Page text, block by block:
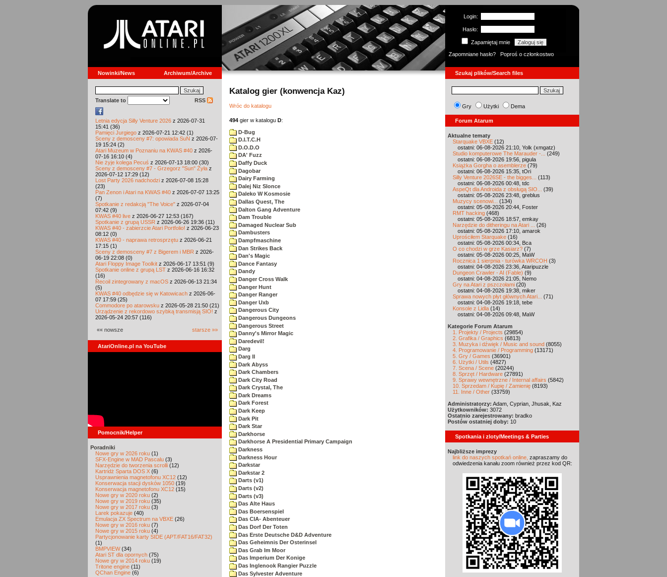
Login:
Hasło:
Zapamiętaj mnie
Zapomniane hasło?
Poproś o członkostwo
Nowinki/News Archiwum/Archive Szukaj plików/Search files
Translate to RSS
Letnia edycja Silly Venture 2026 z 2026-07-31
15:41 (36)
Pamięci Jurgiego z 2026-07-21 12:42 (1)
Sceny z demosceny #7: opowiada SuN z 2026-07-
19 15:24 (2)
Atari Muzeum w Poznaniu na KWAS #40 z 2026-
07-16 16:10 (4)
Nie żyje kolega Pecuś z 2026-07-13 18:00 (30)
Sceny z demosceny #7 - Grzegorz "Sun" Żyła z
2026-07-12 17:29 (12)
Lost Party 2026 nadchodzi z 2026-07-08 15:28
(23)
Pan Zenon i Atari na KWAS #40 z 2026-07-07 13:25
(7)
Spotkanie z redakcją "The Voice" z 2026-07-04
07:42 (9)
KWAS #40 live z 2026-06-27 12:53 (167)
Spotkanie z grupą USSR z 2026-06-26 19:36 (11)
KWAS #40 - zabierzcie Atari Portfolio! z 2026-06-23
08:12 (0)
KWAS #40 - naprawa retrosprzętu z 2026-06-21
17:15 (1)
Sceny z demosceny #7 z Bigerem i MBR z 2026-
06-19 22:08 (0)
Atari Floppy Image Toolkit z 2026-06-17 13:51 (9)
Spotkanie online z grupą LST z 2026-06-16 16:32
(16)
Recoil zintegrowany z macOS z 2026-06-13 21:34
(5)
KWAS #40 odbędzie się w Katowicach z 2026-06-
07 17:59 (25)
Commodore po atarowsku z 2026-05-28 21:50 (21)
Urządzenie z rekordowo szybką transmisją SIO! z
2026-05-24 20:57 (116)
«« nowsze starsze »»
AtariOnline.pl na YouTube
Pomocnik/Helper
Poradniki
Nowe gry w 2026 roku (1)
SFX-Engine w MAD Pascalu (3)
Narzędzie do tworzenia scrolli (12)
Kartridż Sparta DOS X (6)
Usprawnienia magnetofonu XC12 (12)
Konserwacja stacji dysków 1050 (19)
Konserwacja magnetofonu XC12 (15)
Nowe gry w 2020 roku (2)
Nowe gry w 2019 roku (35)
Nowe gry w 2017 roku (3)
Larek pokazuje (40)
Emulacja ZX Spectrum na VBXE (26)
Nowe gry w 2016 roku (7)
Nowe gry w 2015 roku (4)
Partycjonowanie karty SIDE (APT/FAT16/FAT32)
(1)
BMPVIEW(34)
Atari ST dla opornych (75)
Nowe gry w 2014 roku (19)
Tritone engine (11)
QChan Engine (6)
Katalog gier (konwencja Kaz)
Wróc do katalogu
494 gier w katalogu D:
D-Bug
D.I.T.C.H
D.O.D.O
DA' Fuzz
Daffy Duck
Dagobar
Dairy Farming
Dalej Niz Slonce
Daleko W Kosmosie
Dallas Quest, The
Dalton Gang Adventure
Dam Trouble
Damaged Nuclear Sub
Dambusters
Dampfmaschine
Dan Strikes Back
Dan's Magic
Dance Fantasy
Dandy
Danger Cross Walk
Danger Hunt
Danger Ranger
Danger Uxb
Dangerous City
Dangerous Dungeons
Dangerous Street
Danny's Mirror Magic
Daredevil!
Darg
Darg II
Dark Abyss
Dark Chambers
Dark City Road
Dark Crystal, The
Dark Dreams
Dark Forest
Dark Keep
Dark Pit
Dark Star
Darkhorse
Darkhorse A Presidential Primary Campaign
Darkness
Darkness Hour
Darkstar
Darkstar 2
Darts (v1)
Darts (v2)
Darts (v3)
Das Alte Haus
Das Boersenspiel
Das CIA- Abenteuer
Das Dorf Der Toten
Das Erste Deutsche D&D Adventure
Das Geheimnis Der Osterinsel
Das Grab Im Moor
Das Imperium Der Konige
Das Inglenook Rangier Puzzle
Das Sylvester Adventure
Gry Użytki Dema
Forum Atarum
Aktualne tematy
Starquake VBXE (12)
ostatni: 06-08-2026 21:10, Yolk (xmgatz)
Studio komputerowe The Marauder -...
(249)
ostatni: 06-08-2026 19:56, pigula
Książka Gorgha o asemblerze (79)
ostatni: 06-08-2026 15:35, tOri
Silly Venture 2026SE - the bigges...
(113)
ostatni: 06-08-2026 00:48, tdc
AspeQt dla Androida z obsługą SIO...
(39)
ostatni: 05-08-2026 23:48, greblus
Muzycy scenowi...
(134)
ostatni: 05-08-2026 20:44, Foster
RMT hacking (468)
ostatni: 05-08-2026 18:57, emkay
Narzędzie do ditheringu na Atari ...
(26)
ostatni: 05-08-2026 17:10, amarok
Uprościłem Starquake (16)
ostatni: 05-08-2026 00:34, Bca
O co chodzi w grze Kasiarz? (7)
ostatni: 05-08-2026 00:25, MaW
Rocznica 1 sierpnia - turówka WRCOH (3)
ostatni: 04-08-2026 23:36, Ataripuzzle
Dungeon Crawler - AI (Fable) (9)
ostatni: 04-08-2026 21:05, Nemo
Gry na Atari z pszczołami (20)
ostatni: 04-08-2026 19:38, miker
Sprawa nowych płyt głównych Atari...
(71)
ostatni: 04-08-2026 19:18, tebe
Konsole z Lidla (14)
ostatni: 04-08-2026 09:48, MaW
Kategorie Forum Atarum
1. Projekty / Projects (29854)
2. Grafika / Graphics (6813)
3. Muzyka i dźwięk / Music and sound (8055)
4. Programowanie / Programming (13171)
5. Gry / Games (36901)
6. Użytki / Utils (4827)
7. Scena / Scene (20244)
8. Sprzęt / Hardware (27891)
9. Sprawy wewnętrzne / Internal affairs (5842)
10. Sprzedam / Kupię / Zamienię (8193)
11. Inne / Other (33759)
Administratorzy: Adam, Cyprian, Jhusak, Kaz
Użytkowników: 3072
Ostatnio zarejestrowany: bradko
Postów ostatniej doby: 10
Spotkania i zloty/Meetings & Parties
Najbliższe imprezy
link do naszych spotkań online, zapraszamy do
odwiedzenia kanału zoom również przez kod QR: